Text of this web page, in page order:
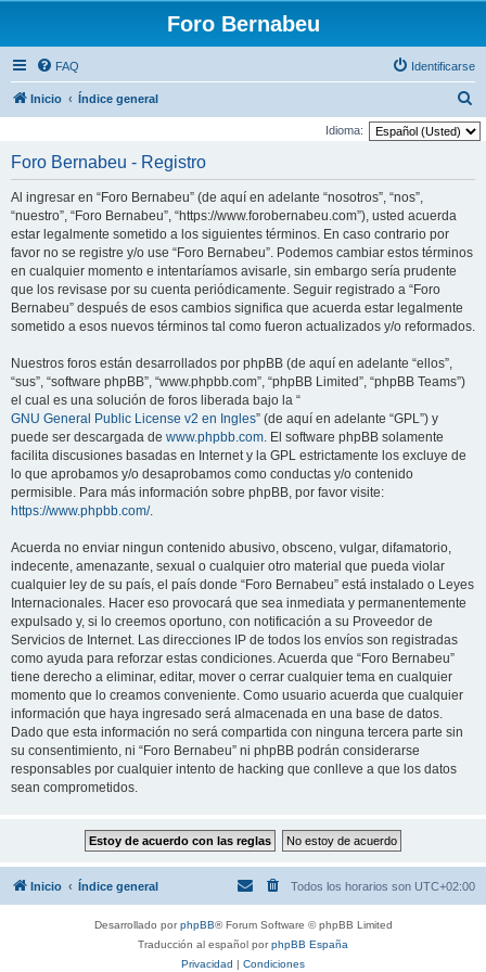
Foro Bernabeu
FAQ Identificarse
Inicio Índice general
u
Idioma:
Foro Bernabeu - Registro
Al ingresar en “Foro Bernabeu” (de aquí en adelante “nosotros”, “nos”,
“nuestro”, “Foro Bernabeu”, “https://www.forobernabeu.com”), usted acuerda
estar legalmente sometido a los siguientes términos. En caso contrario por
favor no se registre y/o use “Foro Bernabeu”. Podemos cambiar estos términos
en cualquier momento e intentaríamos avisarle, sin embargo sería prudente
que los revisase por su cuenta periódicamente. Seguir registrado a “Foro
Bernabeu” después de esos cambios significa que acuerda estar legalmente
sometido a esos nuevos términos tal como fueron actualizados y/o reformados.
Nuestros foros están desarrollados por phpBB (de aquí en adelante “ellos”,
“sus”, “software phpBB”, “www.phpbb.com”, “phpBB Limited”, “phpBB Teams”)
el cual es una solución de foros liberada bajo la “
GNU General Public License v2 en Ingles” (de aquí en adelante “GPL”) y
puede ser descargada de www.phpbb.com. El software phpBB solamente
facilita discusiones basadas en Internet y la GPL estrictamente los excluye de
lo que aprobamos y/o desaprobamos como conductas y/o contenido
permisible. Para más información sobre phpBB, por favor visite:
https://www.phpbb.com/.
Acuerda no enviar ningun contenido abusivo, obsceno, vulgar, difamatorio,
indecente, amenazante, sexual o cualquier otro material que pueda violar
cualquier ley de su país, el país donde “Foro Bernabeu” está instalado o Leyes
Internacionales. Hacer eso provocará que sea inmediata y permanentemente
expulsado y, si lo creemos oportuno, con notificación a su Proveedor de
Servicios de Internet. Las direcciones IP de todos los envíos son registradas
como ayuda para reforzar estas condiciones. Acuerda que “Foro Bernabeu”
tiene derecho a eliminar, editar, mover o cerrar cualquier tema en cualquier
momento que lo creamos conveniente. Como usuario acuerda que cualquier
información que haya ingresado será almacenada en una base de datos.
Dado que esta información no será compartida con ninguna tercera parte sin
su consentimiento, ni “Foro Bernabeu” ni phpBB podrán considerarse
responsables por cualquier intento de hacking que conlleve a que los datos
sean comprometidos.
Inicio Índice general Todos los horarios son UTC+02:00
Desarrollado porphpBB® Forum Software © phpBB Limited
Traducción al español porphpBB España
Privacidad | Condiciones